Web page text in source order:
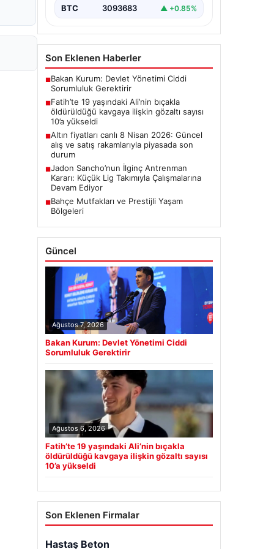
BTC 3093683 ▲ +0.85%
Son Eklenen Haberler
■Bakan Kurum: Devlet Yönetimi Ciddi
Sorumluluk Gerektirir
■Fatih’te 19 yaşındaki Ali’nin bıçakla
öldürüldüğü kavgaya ilişkin gözaltı sayısı
10’a yükseldi
■Altın fiyatları canlı 8 Nisan 2026: Güncel
alış ve satış rakamlarıyla piyasada son
durum
■Jadon Sancho’nun İlginç Antrenman
Kararı: Küçük Lig Takımıyla Çalışmalarına
Devam Ediyor
■Bahçe Mutfakları ve Prestijli Yaşam
Bölgeleri
Güncel
Ağustos 7, 2026
Bakan Kurum: Devlet Yönetimi Ciddi
Sorumluluk Gerektirir
Ağustos 6, 2026
Fatih’te 19 yaşındaki Ali’nin bıçakla
öldürüldüğü kavgaya ilişkin gözaltı sayısı
10’a yükseldi
Son Eklenen Firmalar
Hastaş Beton